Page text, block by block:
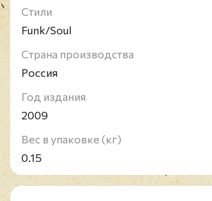
Стили
Funk/Soul
Страна производства
Россия
Год издания
2009
Вес в упаковке (кг)
0.15